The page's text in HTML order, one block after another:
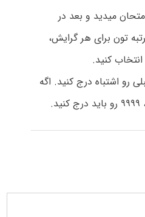
میدید و بعد در
تون برای هر گرایش،
کنید.
رو اشتباه درج کنید. اگه